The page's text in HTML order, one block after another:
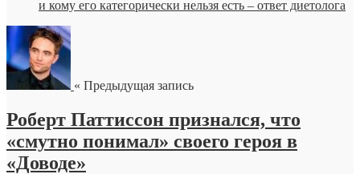
и кому его категорически нельзя есть – ответ диетолога
« Предыдущая запись
Роберт Паттиссон признался, что
«смутно понимал» своего героя в
«Доводе»